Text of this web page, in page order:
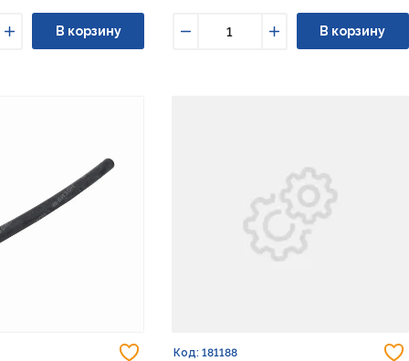
Увеличить
В корзину
Увеличить
В корзину
Добавить в избранное
Код: 181188